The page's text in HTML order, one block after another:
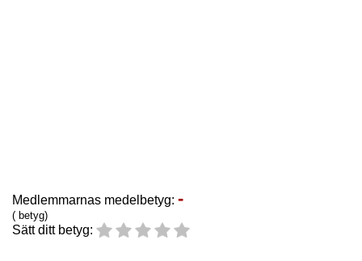
Medlemmarnas medelbetyg: -
( betyg)
Sätt ditt betyg: